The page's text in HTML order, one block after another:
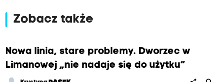
Zobacz także
Nowa linia, stare problemy. Dworzec w
Limanowej „nie nadaje się do użytku”